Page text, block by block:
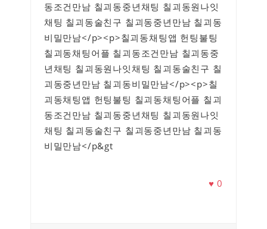
동조건만남 칠괴동중년채팅 칠괴동원나잇
채팅 칠괴동술친구 칠괴동중년만남 칠괴동
비밀만남</p><p>칠괴동채팅앱 헌팅불팅
칠괴동채팅어플 칠괴동조건만남 칠괴동중
년채팅 칠괴동원나잇채팅 칠괴동술친구 칠
괴동중년만남 칠괴동비밀만남</p><p>칠
괴동채팅앱 헌팅불팅 칠괴동채팅어플 칠괴
동조건만남 칠괴동중년채팅 칠괴동원나잇
채팅 칠괴동술친구 칠괴동중년만남 칠괴동
비밀만남</p&gt
♥0